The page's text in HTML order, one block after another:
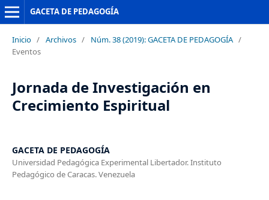
GACETA DE PEDAGOGÍA
Inicio / Archivos / Núm. 38 (2019): GACETA DE PEDAGOGÍA /
Eventos
Jornada de Investigación en
Crecimiento Espiritual
GACETA DE PEDAGOGÍA
Universidad Pedagógica Experimental Libertador. Instituto
Pedagógico de Caracas. Venezuela